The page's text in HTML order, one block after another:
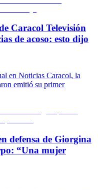
Caracol Televisión
de acoso: esto dijo
en Noticias Caracol, la
emitió su primer
defensa de Giorgina
“Una mujer